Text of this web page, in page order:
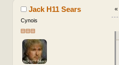
Jack H11 Sears
Cynois
«